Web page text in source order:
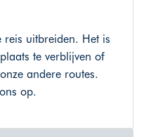
uitbreiden. Het is
te verblijven of
andere routes.
op.